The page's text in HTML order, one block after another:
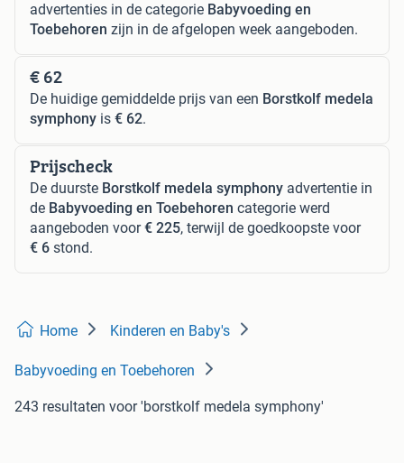
advertenties in de categorie Babyvoeding en
Toebehoren zijn in de afgelopen week aangeboden.
€ 62
De huidige gemiddelde prijs van een Borstkolf medela
symphony is € 62.
Prijscheck
De duurste Borstkolf medela symphony advertentie in
de Babyvoeding en Toebehoren categorie werd
aangeboden voor€ 225, terwijl de goedkoopste voor
€ 6 stond.
Home Kinderen en Baby's
Babyvoeding en Toebehoren
243 resultaten voor 'borstkolf medela symphony'